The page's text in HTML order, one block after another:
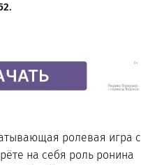
.
ролевая игра с
на себя роль ронина